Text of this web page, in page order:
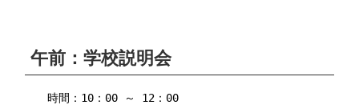
午前：学校説明会
時間：10：00 ～ 12：00